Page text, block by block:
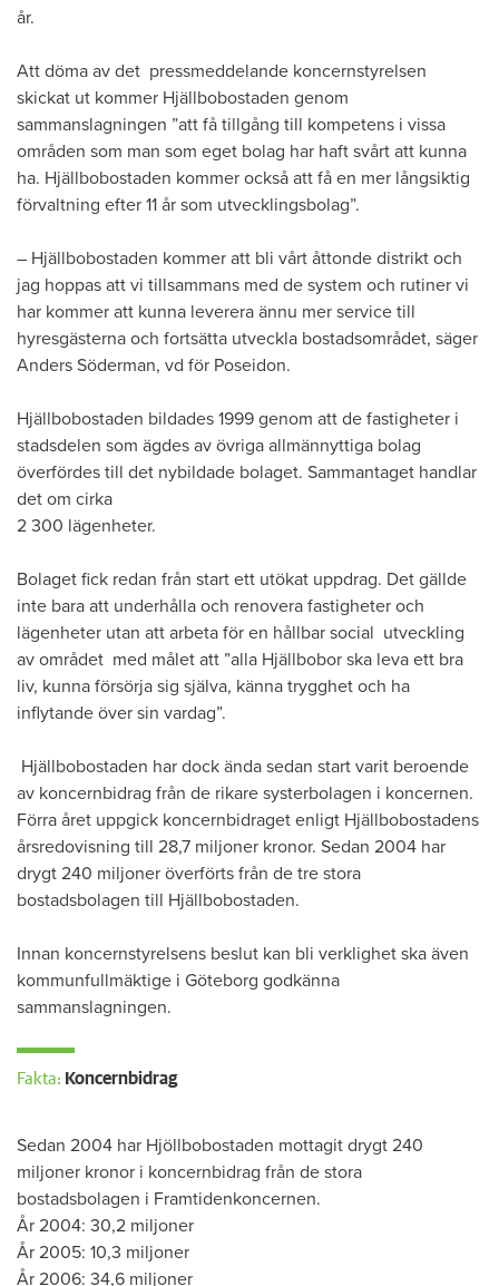
år.
Att döma av det pressmeddelande koncernstyrelsen
skickat ut kommer Hjällbobostaden genom
sammanslagningen ”att få tillgång till kompetens i vissa
områden som man som eget bolag har haft svårt att kunna
ha. Hjällbobostaden kommer också att få en mer långsiktig
förvaltning efter 11 år som utvecklingsbolag”.
– Hjällbobostaden kommer att bli vårt åttonde distrikt och
jag hoppas att vi tillsammans med de system och rutiner vi
har kommer att kunna leverera ännu mer service till
hyresgästerna och fortsätta utveckla bostadsområdet, säger
Anders Söderman, vd för Poseidon.
Hjällbobostaden bildades 1999 genom att de fastigheter i
stadsdelen som ägdes av övriga allmännyttiga bolag
överfördes till det nybildade bolaget. Sammantaget handlar
det om cirka
2 300 lägenheter.
Bolaget fick redan från start ett utökat uppdrag. Det gällde
inte bara att underhålla och renovera fastigheter och
lägenheter utan att arbeta för en hållbar social utveckling
av området med målet att ”alla Hjällbobor ska leva ett bra
liv, kunna försörja sig själva, känna trygghet och ha
inflytande över sin vardag”.
Hjällbobostaden har dock ända sedan start varit beroende
av koncernbidrag från de rikare systerbolagen i koncernen.
Förra året uppgick koncernbidraget enligt Hjällbobostadens
årsredovisning till 28,7 miljoner kronor. Sedan 2004 har
drygt 240 miljoner överförts från de tre stora
bostadsbolagen till Hjällbobostaden.
Innan koncernstyrelsens beslut kan bli verklighet ska även
kommunfullmäktige i Göteborg godkänna
sammanslagningen.
Fakta: Koncernbidrag
Sedan 2004 har Hjöllbobostaden mottagit drygt 240
miljoner kronor i koncernbidrag från de stora
bostadsbolagen i Framtidenkoncernen.
År 2004: 30,2 miljoner
År 2005: 10,3 miljoner
År 2006: 34,6 miljoner